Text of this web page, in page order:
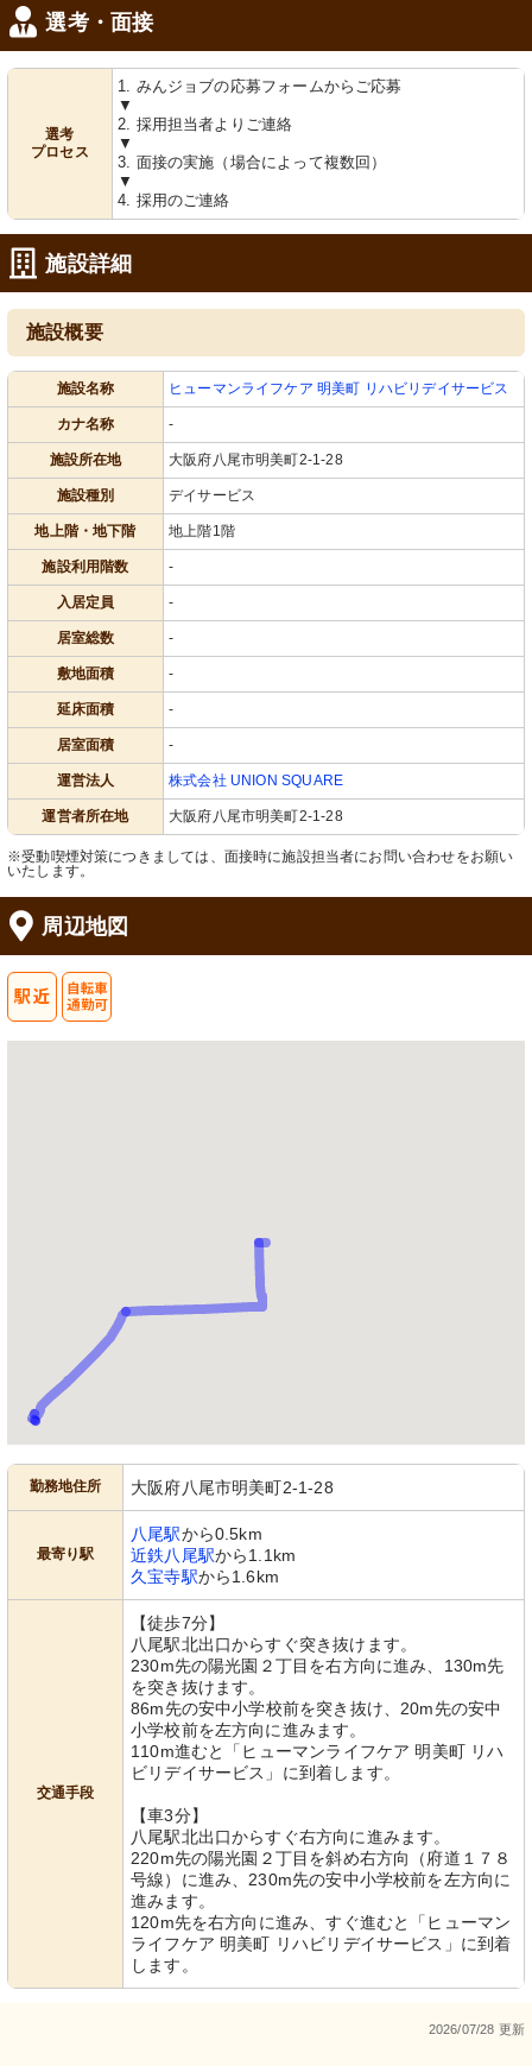
選考・面接
選考
プロセス
1. みんジョブの応募フォームからご応募
▼
2. 採用担当者よりご連絡
▼
3. 面接の実施（場合によって複数回）
▼
4. 採用のご連絡
施設詳細
施設概要
施設名称 ヒューマンライフケア 明美町 リハビリデイサービス
カナ名称 -
施設所在地 大阪府八尾市明美町2-1-28
施設種別 デイサービス
地上階・地下階 地上階1階
施設利用階数 -
入居定員 -
居室総数 -
敷地面積 -
延床面積 -
居室面積 -
運営法人 株式会社 UNION SQUARE
運営者所在地 大阪府八尾市明美町2-1-28
※受動喫煙対策につきましては、面接時に施設担当者にお問い合わせをお願い
いたします。
周辺地図
勤務地住所 大阪府八尾市明美町2-1-28
最寄り駅
八尾駅から0.5km
近鉄八尾駅から1.1km
久宝寺駅から1.6km
交通手段
【徒歩7分】
八尾駅北出口からすぐ突き抜けます。
230m先の陽光園２丁目を右方向に進み、130m先
を突き抜けます。
86m先の安中小学校前を突き抜け、20m先の安中
小学校前を左方向に進みます。
110m進むと「ヒューマンライフケア 明美町 リハ
ビリデイサービス」に到着します。
【車3分】
八尾駅北出口からすぐ右方向に進みます。
220m先の陽光園２丁目を斜め右方向（府道１７８
号線）に進み、230m先の安中小学校前を左方向に
進みます。
120m先を右方向に進み、すぐ進むと「ヒューマン
ライフケア 明美町 リハビリデイサービス」に到着
します。
2026/07/28 更新